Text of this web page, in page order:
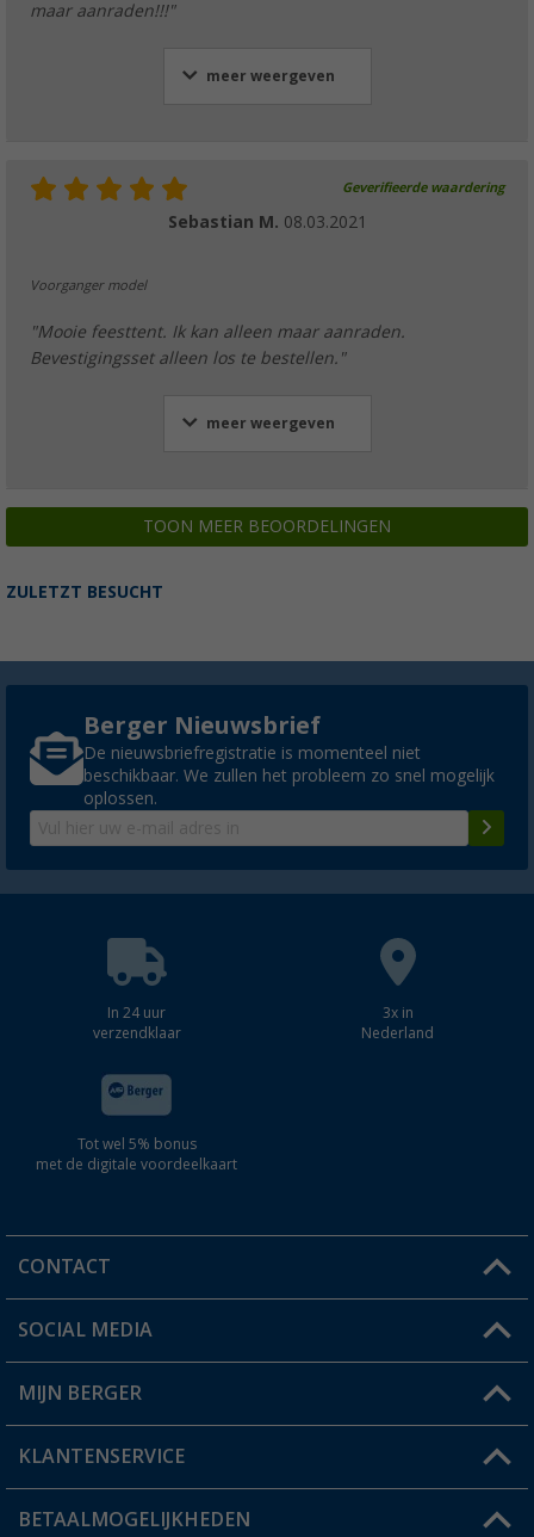
maar aanraden!!!"
meer weergeven
Geverifieerde waardering
Sebastian M. 08.03.2021
Voorganger model
"Mooie feesttent. Ik kan alleen maar aanraden.
Bevestigingsset alleen los te bestellen."
meer weergeven
TOON MEER BEOORDELINGEN
ZULETZT BESUCHT
Berger Nieuwsbrief
De nieuwsbriefregistratie is momenteel niet
beschikbaar. We zullen het probleem zo snel mogelijk
oplossen.
In 24 uur
verzendklaar
3x in
Nederland
Tot wel 5% bonus
met de digitale voordeelkaart
CONTACT
Een vraag?
Winkel vinden
SOCIAL MEDIA
MIJN BERGER
Mijn account
Status bestelling
KLANTENSERVICE
FAQ & Contact
BETAALMOGELIJKHEDEN